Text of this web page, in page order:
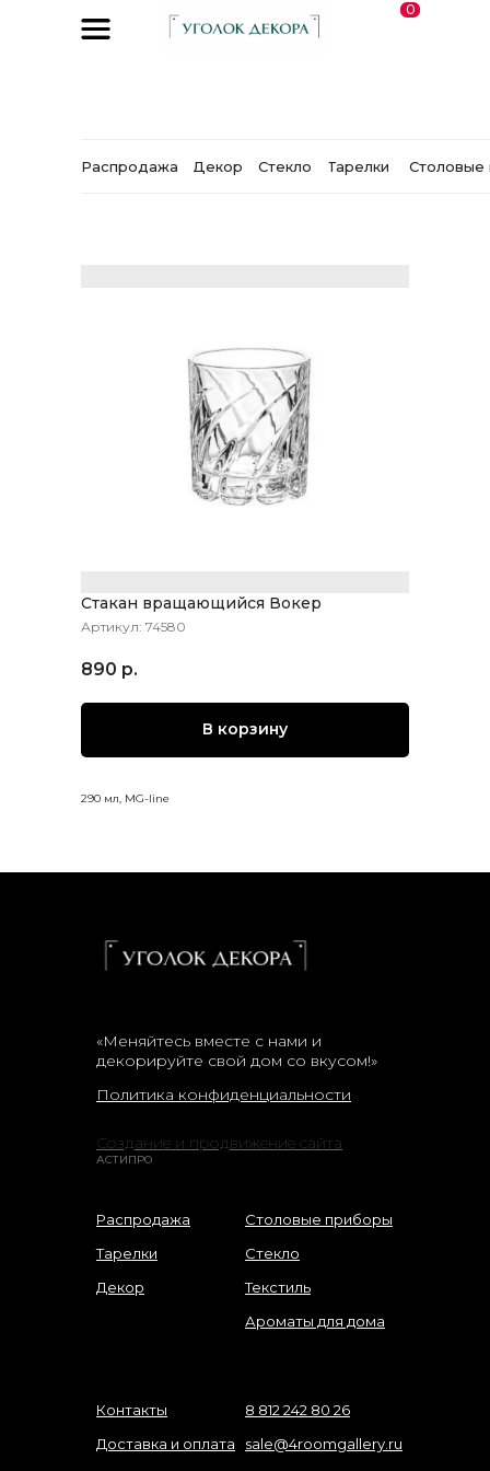
0
Распродажа Декор Столовые
Стекло Тарелки
Стакан вращающийся Вокер
Артикул: 74580
890 р.
В корзину
290 мл, MG-line
«Меняйтесь вместе с нами и
декорируйте свой дом со вкусом!»
Политика конфиденциальности
Создание и продвижение сайта
АСТИПРО
Распродажа
Тарелки
Декор
Столовые приборы
Стекло
Текстиль
Ароматы для дома
Контакты
Доставка и оплата
8 812 242 80 26
sale@4roomgallery.ru